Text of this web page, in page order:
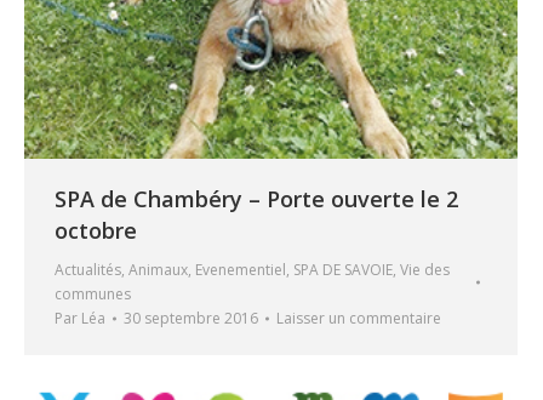
SPA de Chambéry – Porte ouverte le 2
octobre
Actualités, Animaux, Evenementiel, SPA DE SAVOIE, Vie des
communes
Par Léa 30 septembre 2016 Laisser un commentaire